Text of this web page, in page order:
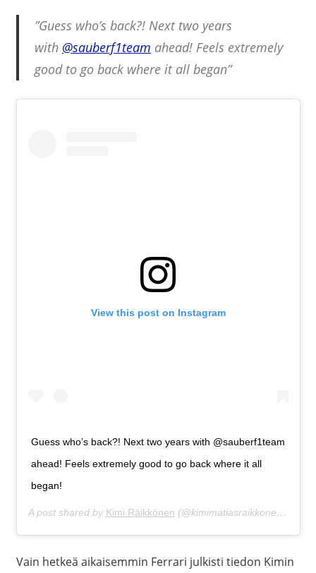
”Guess who’s back?! Next two years
with @sauberf1team ahead! Feels extremely
good to go back where it all began”
View this post on Instagram
Guess who’s back?! Next two years with @sauberf1team
ahead! Feels extremely good to go back where it all
began!
A post shared by Kimi Räikkönen (@kimimatiasraikkonen) on
Vain hetkeä aikaisemmin Ferrari julkisti tiedon Kimin